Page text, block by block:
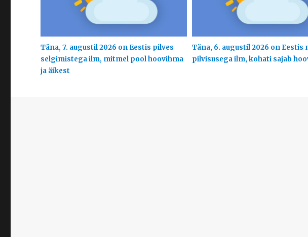
Täna, 7. augustil 2026 on Eestis pilves
selgimistega ilm, mitmel pool hoovihma
ja äikest
Täna, 6. augustil 2026 on Eestis
pilvisusega ilm, kohati sajab